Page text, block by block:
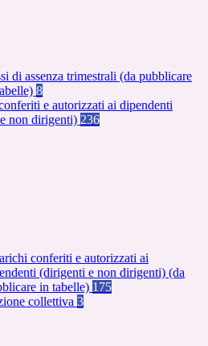
di assenza trimestrali (da pubblicare
8
e autorizzati ai dipendenti
non dirigenti) 236
conferiti e autorizzati ai
(dirigenti e non dirigenti) (da
in tabelle) 175
collettiva 3